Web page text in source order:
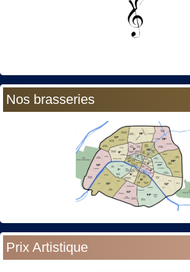
Nos brasseries
Prix Artistique